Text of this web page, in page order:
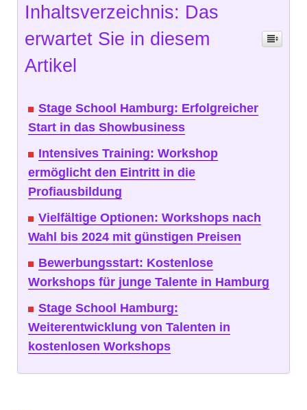
Inhaltsverzeichnis: Das
erwartet Sie in diesem
Artikel
Stage School Hamburg: Erfolgreicher
Start in das Showbusiness
Intensives Training: Workshop
ermöglicht den Eintritt in die
Profiausbildung
Vielfältige Optionen: Workshops nach
Wahl bis 2024 mit günstigen Preisen
Bewerbungsstart: Kostenlose
Workshops für junge Talente in Hamburg
Stage School Hamburg:
Weiterentwicklung von Talenten in
kostenlosen Workshops